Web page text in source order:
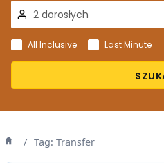
All Inclusive Last Minute
Strona
/ Tag: Transfer